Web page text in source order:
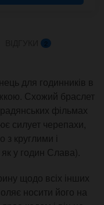
2
для годинників в
Схожий браслет
фільмах
силует черепахи,
круглими і
у годин Слава).
щодо всіх інших
носити його на